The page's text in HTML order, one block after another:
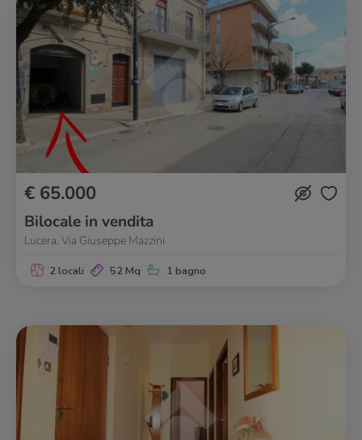
€ 65.000
Bilocale in vendita
Lucera, Via Giuseppe Mazzini
2 locali 52 Mq 1 bagno